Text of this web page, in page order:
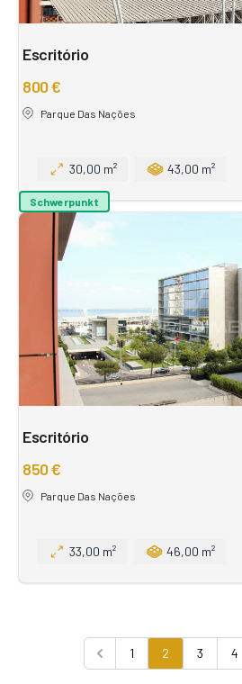
Escritório
800 €
Parque Das Nações
30,00 m² 43,00 m²
Schwerpunkt
Escritório
850 €
Parque Das Nações
33,00 m² 46,00 m²
Previous
1 2 3 4